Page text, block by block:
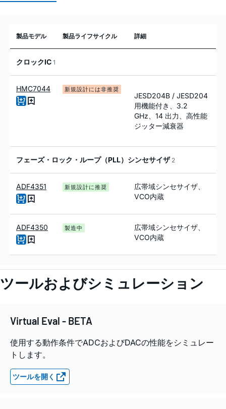
製品モデル 製品ライフサイクル 詳細
クロックIC 1
HMC7044 新規設計には非推奨
JESD204B / JESD204
用機能付き、3.2
GHz、14 出力、高性能
ジッター減衰器
フェーズ・ロック・ループ（PLL）シンセサイザ 2
ADF4351 新規設計に推奨
広帯域シンセサイザ、
VCO内蔵
ADF4350 製造中
広帯域シンセサイザ、
VCO内蔵
ツールおよびシミュレーション
Virtual Eval - BETA
使用する動作条件でADCおよびDACの性能をシミュレー
トします。
ツールを開く